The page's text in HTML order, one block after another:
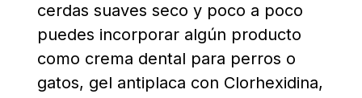
cerdas suaves seco y poco a poco
puedes incorporar algún producto
como crema dental para perros o
gatos, gel antiplaca con Clorhexidina,